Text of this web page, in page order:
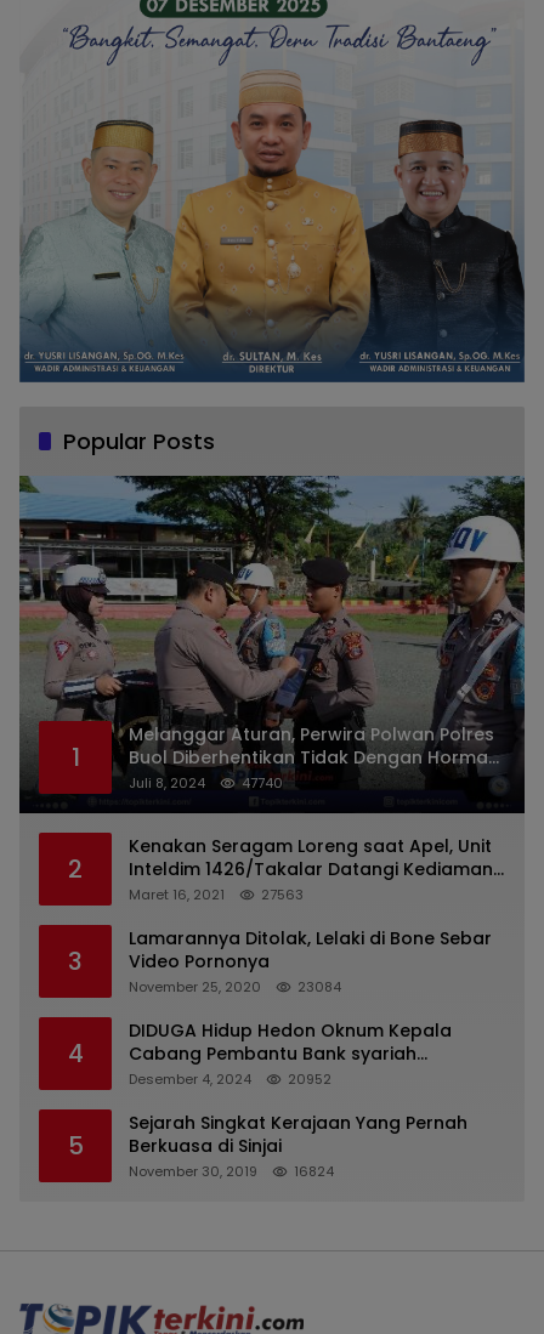
Popular Posts
1
Melanggar Aturan, Perwira Polwan Polres
Buol Diberhentikan Tidak Dengan Hormat
Dari Dinas Kepolisian
Juli 8, 2024 47740
2
Kenakan Seragam Loreng saat Apel, Unit
Inteldim 1426/Takalar Datangi Kediaman
Kasatpol PP
Maret 16, 2021 27563
3
Lamarannya Ditolak, Lelaki di Bone Sebar
Video Pornonya
November 25, 2020 23084
4
DIDUGA Hidup Hedon Oknum Kepala
Cabang Pembantu Bank syariah
Indonesia Unit Hasan Basri di Banjarmasin
Milyaran Rupiah dan Bilyet Giro Tidak
Terdaftar, OJK Kalsel : Bertemu Tanggal 11
Desember 4, 2024 20952
5
Sejarah Singkat Kerajaan Yang Pernah
Berkuasa di Sinjai
November 30, 2019 16824